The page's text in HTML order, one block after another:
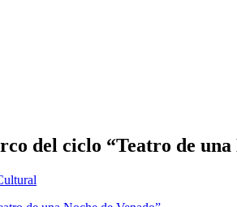
del ciclo “Teatro de una